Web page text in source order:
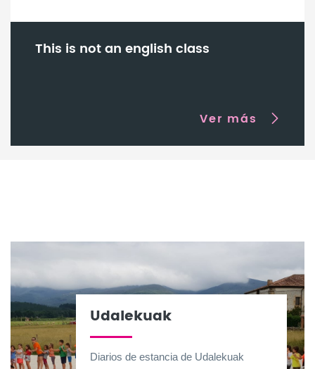
This is not an english class
Ver más
Udalekuak
Diarios de estancia de Udalekuak